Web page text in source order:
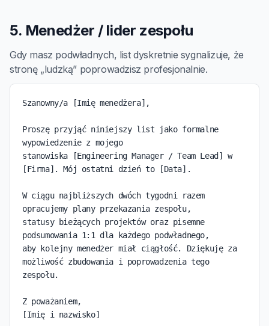
5. Menedżer / lider zespołu
Gdy masz podwładnych, list dyskretnie sygnalizuje, że
stronę „ludzką” poprowadzisz profesjonalnie.
Szanowny/a [Imię menedżera],
Proszę przyjąć niniejszy list jako formalne
wypowiedzenie z mojego
stanowiska [Engineering Manager / Team Lead] w
[Firma]. Mój ostatni dzień to [Data].
W ciągu najbliższych dwóch tygodni razem
opracujemy plany przekazania zespołu,
statusy bieżących projektów oraz pisemne
podsumowania 1:1 dla każdego podwładnego,
aby kolejny menedżer miał ciągłość. Dziękuję za
możliwość zbudowania i poprowadzenia tego
zespołu.
Z poważaniem,
[Imię i nazwisko]